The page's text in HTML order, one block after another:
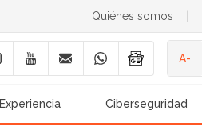
Quiénes somos
A-
Experiencia Ciberseguridad